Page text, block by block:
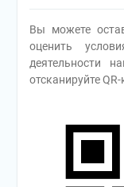
Вы можете
оценить
деятельности
отсканируйте QR-